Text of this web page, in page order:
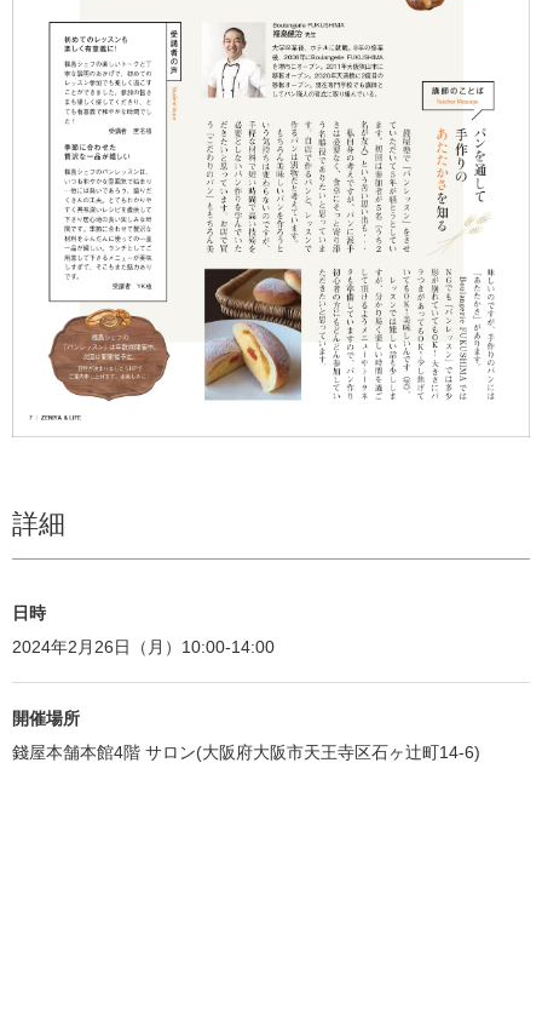
詳細
日時
2024年2月26日（月）10:00-14:00
開催場所
錢屋本舗本館4階 サロン(大阪府大阪市天王寺区石ヶ辻町14-6)